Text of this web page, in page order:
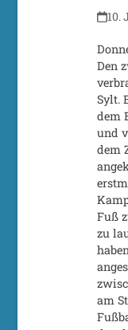
10.
Den
Sylt.
dem
und
dem
Fuß
zu
am